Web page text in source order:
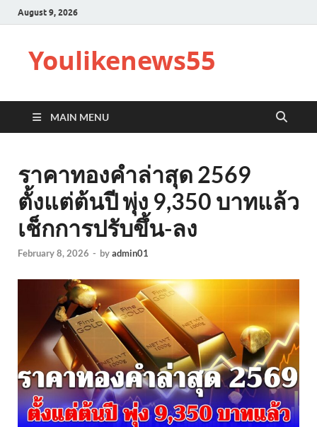
August 9, 2026
Youlikenews55
MAIN MENU
ราคาทองคำล่าสุด 2569
ตั้งแต่ต้นปี พุ่ง 9,350 บาทแล้ว
เช็กการปรับขึ้น-ลง
February 8, 2026 - byadmin01